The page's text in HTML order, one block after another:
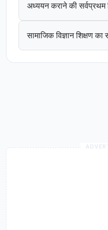
अध्ययन कराने की
सामाजिक विज्ञान शिक्षण